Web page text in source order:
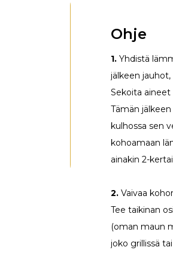
Ohje
1. Yhdistä
jälkeen jauhot,
Sekoita aineet
Tämän
kulhossa sen
kohoamaan
ainakin 2-
2. Vaivaa
Tee taikinan
(oman maun
joko grillissä